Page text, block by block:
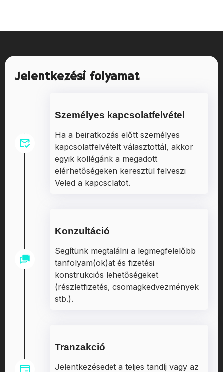
Jelentkezési folyamat
Személyes kapcsolatfelvétel
Ha a beiratkozás előtt személyes
kapcsolatfelvételt választottál, akkor
egyik kollégánk a megadott
elérhetőségeken keresztül felveszi
Veled a kapcsolatot.
Konzultáció
Segítünk megtalálni a legmegfelelőbb
tanfolyam(ok)at és fizetési
konstrukciós lehetőségeket
(részletfizetés, csomagkedvezmények
stb.).
Tranzakció
Jelentkezésedet a teljes tandíj vagy az